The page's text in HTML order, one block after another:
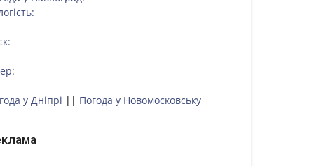
у Дніпрі || Погода у Новомосковську